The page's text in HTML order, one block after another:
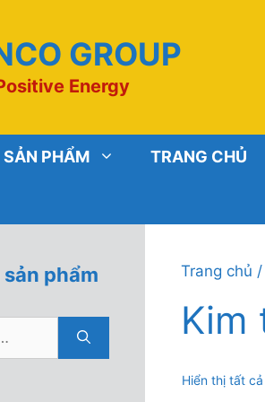
GROUP
Energy
PHẨM TRANG CHỦ
Trang chủ /
Kim
Hiển thị tất
phẩm